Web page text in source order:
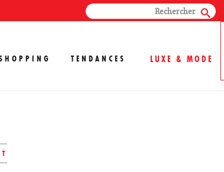
TENDANCES LUXE & MODE